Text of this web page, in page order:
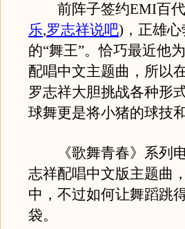
前阵子签约EMI百代
乐,罗志祥说吧) ，正雄
的“舞王”。恰巧最近他
配唱中文主题曲，所以
罗志祥大胆挑战各种形
球舞更是将小猪的球技
《歌舞青春》系列电
志祥配唱中文版主题曲
中，不过如何让舞蹈跳
袋。